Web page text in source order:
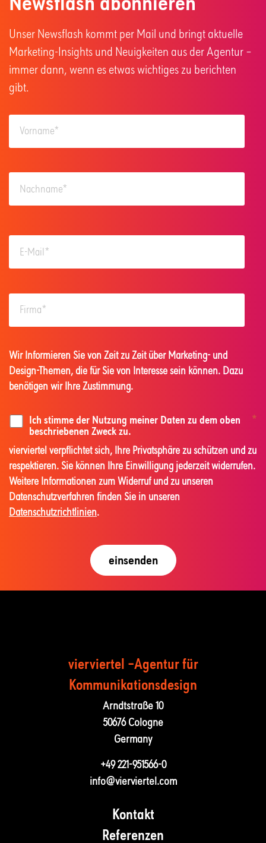
Unser Newsflash kommt per Mail und bringt aktuelle
Marketing-Insights und Neuigkeiten aus der Agentur –
immer dann, wenn es etwas wichtiges zu berichten
gibt.
Wir Informieren Sie von Zeit zu Zeit über Marketing- und
Design-Themen, die für Sie von Interesse sein können. Dazu
benötigen wir Ihre Zustimmung.
Ich stimme der Nutzung meiner Daten zu dem oben
beschriebenen Zweck zu.
*
vierviertel verpflichtet sich, Ihre Privatsphäre zu schützen und zu
respektieren. Sie können Ihre Einwilligung jederzeit widerrufen.
Weitere Informationen zum Widerruf und zu unseren
Datenschutzverfahren finden Sie in unseren
Datenschutzrichtlinien.
vierviertel –Agentur für
Kommunika­tions­design
Arndtstraße 10
50676 Cologne
Germany
+49 221-951566-0
info@vierviertel.com
Kontakt
Referenzen